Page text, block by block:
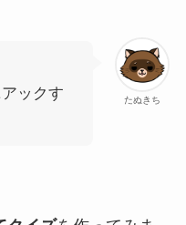
たぬきち
ックす